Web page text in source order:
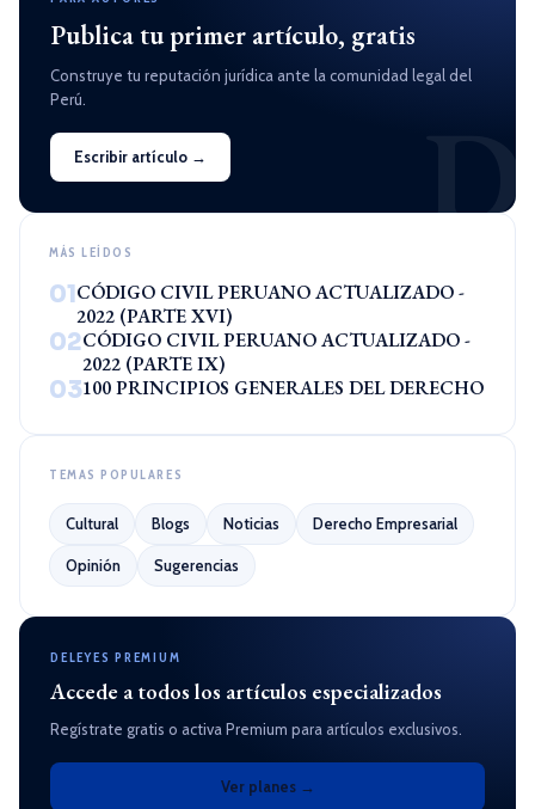
D
Publica tu primer artículo, gratis
Construye tu reputación jurídica ante la comunidad legal del
Perú.
Escribir artículo →
MÁS LEÍDOS
01CÓDIGO CIVIL PERUANO ACTUALIZADO -
2022 (PARTE XVI)
02CÓDIGO CIVIL PERUANO ACTUALIZADO -
2022 (PARTE IX)
03100 PRINCIPIOS GENERALES DEL DERECHO
TEMAS POPULARES
Cultural Blogs Noticias Derecho Empresarial
Opinión Sugerencias
DELEYES PREMIUM
Accede a todos los artículos especializados
Regístrate gratis o activa Premium para artículos exclusivos.
Ver planes →